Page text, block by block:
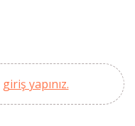
giriş yapınız.